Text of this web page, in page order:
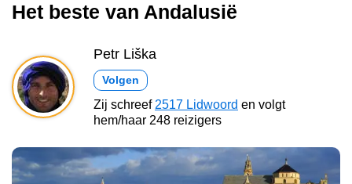
Het beste van Andalusië
Petr Liška
Volgen
Zij schreef 2517 Lidwoord en volgt
hem/haar 248 reizigers